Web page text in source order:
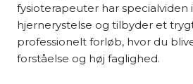
fysioterapeuter har specialviden
hjernerystelse og tilbyder et
professionelt forløb, hvor du
forståelse og høj faglighed.